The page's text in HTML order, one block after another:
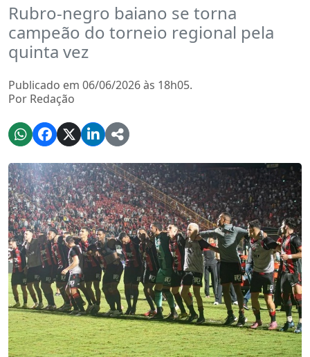
Rubro-negro baiano se torna
campeão do torneio regional pela
quinta vez
Publicado em 06/06/2026 às 18h05.
Por Redação